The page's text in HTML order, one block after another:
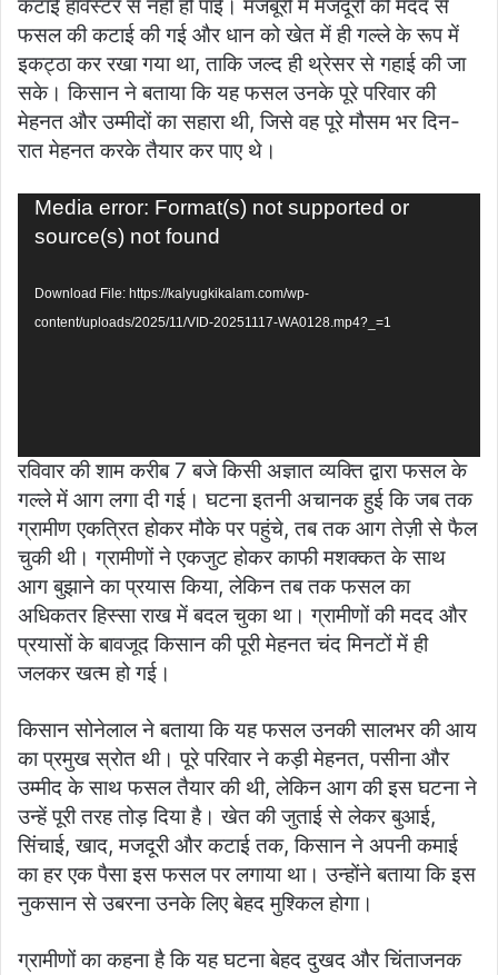
कटाई हार्वेस्टर से नहीं हो पाई। मजबूरी में मजदूरों की मदद से
फसल की कटाई की गई और धान को खेत में ही गल्ले के रूप में
इकट्ठा कर रखा गया था, ताकि जल्द ही थ्रेसर से गहाई की जा
सके। किसान ने बताया कि यह फसल उनके पूरे परिवार की
मेहनत और उम्मीदों का सहारा थी, जिसे वह पूरे मौसम भर दिन-
रात मेहनत करके तैयार कर पाए थे।
Video
Player
Media error: Format(s) not supported or
source(s) not found
Download File: https://kalyugkikalam.com/wp-
content/uploads/2025/11/VID-20251117-WA0128.mp4?_=1
रविवार की शाम करीब 7 बजे किसी अज्ञात व्यक्ति द्वारा फसल के
गल्ले में आग लगा दी गई। घटना इतनी अचानक हुई कि जब तक
ग्रामीण एकत्रित होकर मौके पर पहुंचे, तब तक आग तेज़ी से फैल
चुकी थी। ग्रामीणों ने एकजुट होकर काफी मशक्कत के साथ
आग बुझाने का प्रयास किया, लेकिन तब तक फसल का
अधिकतर हिस्सा राख में बदल चुका था। ग्रामीणों की मदद और
प्रयासों के बावजूद किसान की पूरी मेहनत चंद मिनटों में ही
जलकर खत्म हो गई।
किसान सोनेलाल ने बताया कि यह फसल उनकी सालभर की आय
का प्रमुख स्रोत थी। पूरे परिवार ने कड़ी मेहनत, पसीना और
उम्मीद के साथ फसल तैयार की थी, लेकिन आग की इस घटना ने
उन्हें पूरी तरह तोड़ दिया है। खेत की जुताई से लेकर बुआई,
सिंचाई, खाद, मजदूरी और कटाई तक, किसान ने अपनी कमाई
का हर एक पैसा इस फसल पर लगाया था। उन्होंने बताया कि इस
नुकसान से उबरना उनके लिए बेहद मुश्किल होगा।
ग्रामीणों का कहना है कि यह घटना बेहद दुखद और चिंताजनक